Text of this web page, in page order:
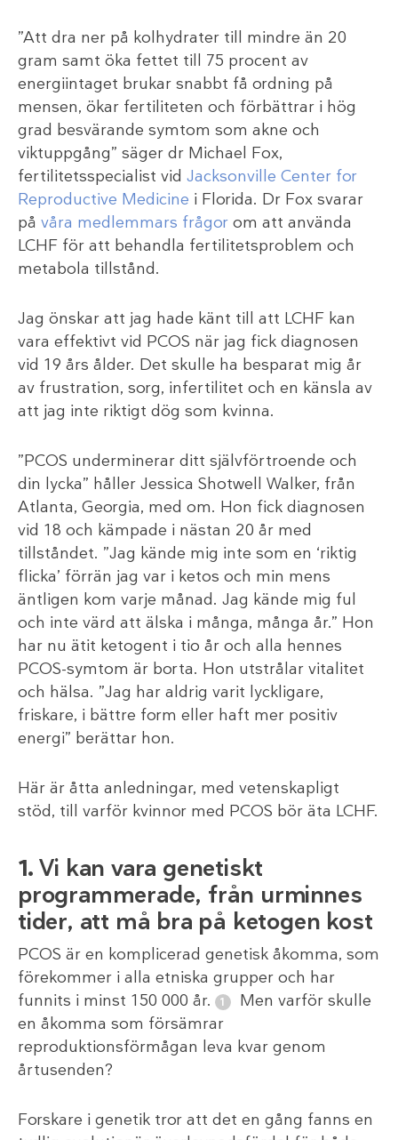
”Att dra ner på kolhydrater till mindre än 20
gram samt öka fettet till 75 procent av
energiintaget brukar snabbt få ordning på
mensen, ökar fertiliteten och förbättrar i hög
grad besvärande symtom som akne och
viktuppgång” säger dr Michael Fox,
fertilitetsspecialist vid Jacksonville Center for
Reproductive Medicine i Florida. Dr Fox svarar
på våra medlemmars frågor om att använda
LCHF för att behandla fertilitetsproblem och
metabola tillstånd.
Jag önskar att jag hade känt till att LCHF kan
vara effektivt vid PCOS när jag fick diagnosen
vid 19 års ålder. Det skulle ha besparat mig år
av frustration, sorg, infertilitet och en känsla av
att jag inte riktigt dög som kvinna.
”PCOS underminerar ditt självförtroende och
din lycka” håller Jessica Shotwell Walker, från
Atlanta, Georgia, med om. Hon fick diagnosen
vid 18 och kämpade i nästan 20 år med
tillståndet. ”Jag kände mig inte som en ‘riktig
flicka’ förrän jag var i ketos och min mens
äntligen kom varje månad. Jag kände mig ful
och inte värd att älska i många, många år.” Hon
har nu ätit ketogent i tio år och alla hennes
PCOS-symtom är borta. Hon utstrålar vitalitet
och hälsa. ”Jag har aldrig varit lyckligare,
friskare, i bättre form eller haft mer positiv
energi” berättar hon.
Här är åtta anledningar, med vetenskapligt
stöd, till varför kvinnor med PCOS bör äta LCHF.
1. Vi kan vara genetiskt
programmerade, från urminnes
tider, att må bra på ketogen kost
PCOS är en komplicerad genetisk åkomma, som
förekommer i alla etniska grupper och har
funnits i minst 150 000 år.
Men varför skulle
en åkomma som försämrar
reproduktionsförmågan leva kvar genom
årtusenden?
Forskare i genetik tror att det en gång fanns en